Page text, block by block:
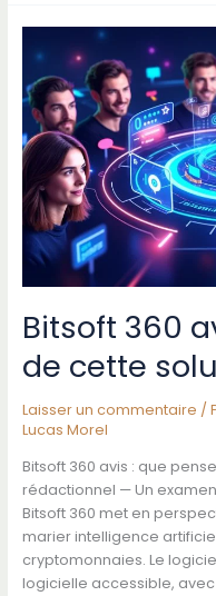
freecz
et
ses
fonctionnalités
Bitsoft 360
de cette
Laisser un commentaire /
Lucas Morel
Bitsoft 360 avis : que
rédactionnel — Un
Bitsoft 360 met en
marier intelligence
cryptomonnaies. Le
logicielle accessible,